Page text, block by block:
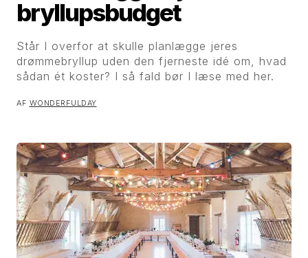
bryllupsbudget
Står I overfor at skulle planlægge jeres
drømmebryllup uden den fjerneste idé om, hvad
sådan ét koster? I så fald bør I læse med her.
AF WONDERFULDAY